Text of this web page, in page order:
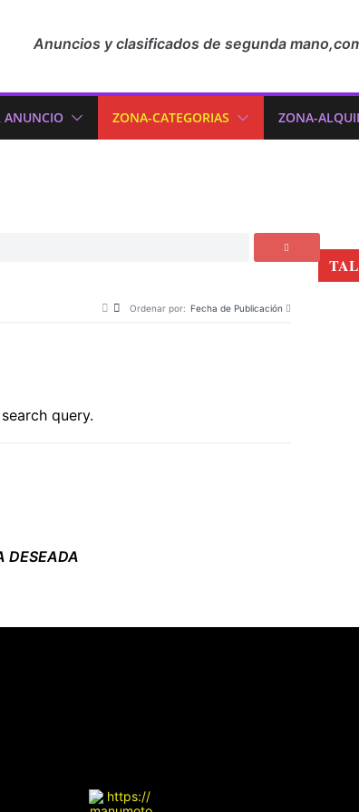
Anuncios y clasificados de segunda
ANUNCIO ZONA-CATEGORIAS ZONA-
Ordenar por: Fecha de Publicación
query.
DESEADA